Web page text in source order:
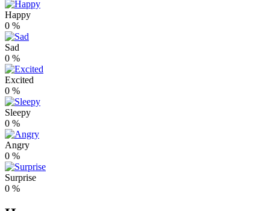
Happy
0 %
Sad
0 %
Excited
0 %
Sleepy
0 %
Angry
0 %
Surprise
0 %